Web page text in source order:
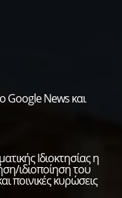
Google News και
Ιδιοκτησίας η
ιδιοποίηση του
ποινικές κυρώσεις